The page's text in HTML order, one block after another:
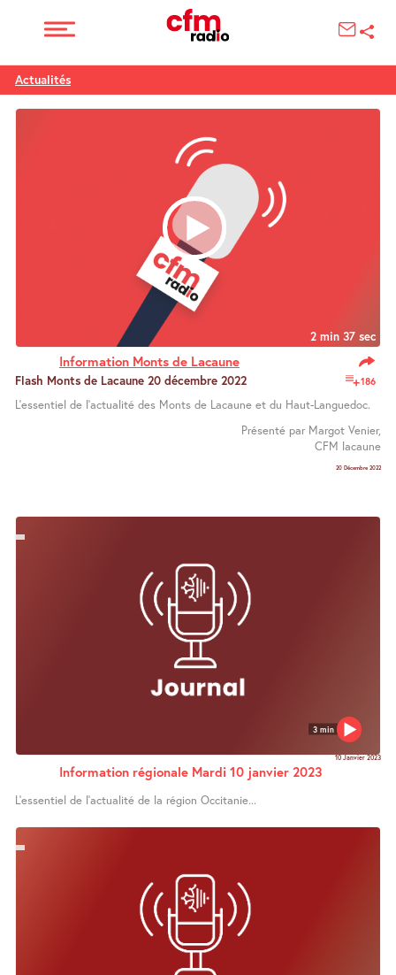
Actualités
2 min 37 sec
Information Monts de Lacaune
186
Flash Monts de Lacaune 20 décembre 2022
L’essentiel de l’actualité des Monts de Lacaune et du Haut-Languedoc.
Présenté par Margot Venier,
CFM lacaune
20 Décembre 2022
3 min
10 Janvier 2023
Information régionale Mardi 10 janvier 2023
L’essentiel de l’actualité de la région Occitanie...